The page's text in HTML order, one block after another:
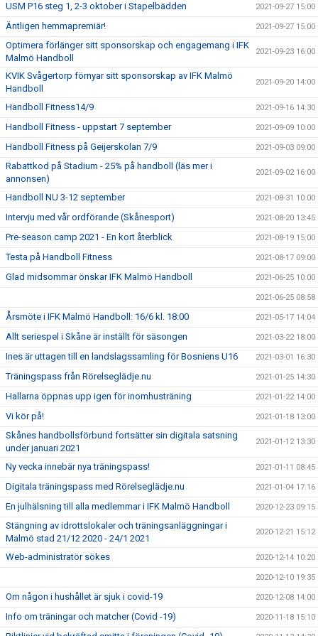
USM P16 steg 1, 2-3 oktober i Stapelbädden 2021-09-27 15:00
Äntligen hemmapremiär! 2021-09-27 15:00
Optimera förlänger sitt sponsorskap och engagemang i IFK
Malmö Handboll
2021-09-23 16:00
KVIK Svågertorp förnyar sitt sponsorskap av IFK Malmö
Handboll
2021-09-20 14:00
Handboll Fitness14/9 2021-09-16 14:30
Handboll Fitness - uppstart 7 september 2021-09-09 10:00
Handboll Fitness på Geijerskolan 7/9 2021-09-03 09:00
Rabattkod på Stadium - 25% på handboll (läs mer i
annonsen)
2021-09-02 16:00
Handboll NU 3-12 september 2021-08-31 10:00
Intervju med vår ordförande (Skånesport) 2021-08-20 13:45
Pre-season camp 2021 - En kort återblick 2021-08-19 15:00
Testa på Handboll Fitness 2021-08-17 09:00
Glad midsommar önskar IFK Malmö Handboll 2021-06-25 10:00
2021-06-25 08:58
Årsmöte i IFK Malmö Handboll: 16/6 kl. 18:00 2021-05-17 14:04
Allt seriespel i Skåne är inställt för säsongen 2021-03-22 18:00
Ines är uttagen till en landslagssamling för Bosniens U16 2021-03-01 16:30
Träningspass från Rörelseglädje.nu 2021-01-25 14:30
Hallarna öppnas upp igen för inomhusträning 2021-01-22 14:00
Vi kör på! 2021-01-18 13:00
Skånes handbollsförbund fortsätter sin digitala satsning
under januari 2021
2021-01-12 13:30
Ny vecka innebär nya träningspass! 2021-01-11 08:45
Digitala träningspass med Rörelseglädje.nu 2021-01-04 17:16
En julhälsning till alla medlemmar i IFK Malmö Handboll 2020-12-23 09:15
Stängning av idrottslokaler och träningsanläggningar i
Malmö stad 21/12 2020 - 24/1 2021
2020-12-21 15:12
Web-administratör sökes 2020-12-14 10:20
2020-12-10 19:35
Om någon i hushållet är sjuk i covid-19 2020-12-08 14:00
Info om träningar och matcher (Covid -19) 2020-11-18 15:10